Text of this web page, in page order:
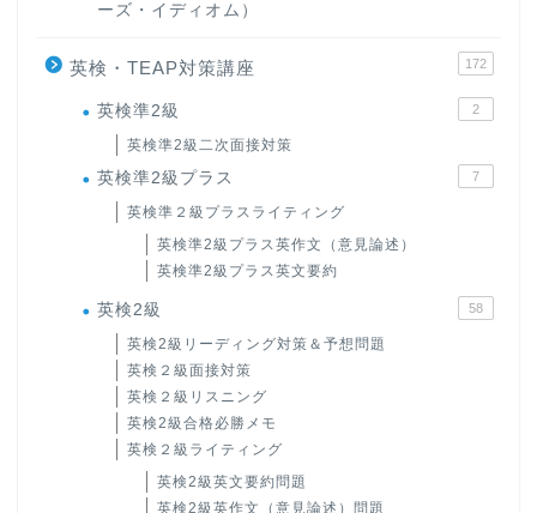
ーズ・イディオム）
英検・TEAP対策講座 172
英検準2級 2
英検準2級二次面接対策
英検準2級プラス 7
英検準２級プラスライティング
英検準2級プラス英作文（意見論述）
英検準2級プラス英文要約
英検2級 58
英検2級リーディング対策＆予想問題
英検２級面接対策
英検２級リスニング
英検2級合格必勝メモ
英検２級ライティング
英検2級英文要約問題
英検2級英作文（意見論述）問題